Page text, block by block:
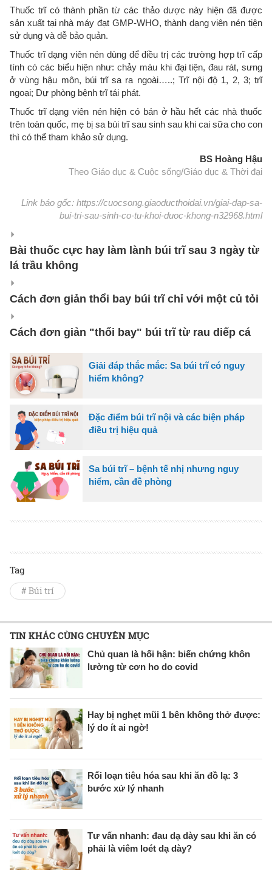
Thuốc trĩ có thành phần từ các thảo dược này hiện đã được
sản xuất tại nhà máy đạt GMP-WHO, thành dạng viên nén tiện
sử dụng và dễ bảo quản.
Thuốc trĩ dạng viên nén dùng để điều trị các trường hợp trĩ cấp
tính có các biểu hiện như: chảy máu khi đại tiện, đau rát, sưng
ở vùng hậu môn, búi trĩ sa ra ngoài…..; Trĩ nội độ 1, 2, 3; trĩ
ngoại; Dự phòng bệnh trĩ tái phát.
Thuốc trĩ dạng viên nén hiện có bán ở hầu hết các nhà thuốc
trên toàn quốc, mẹ bị sa búi trĩ sau sinh sau khi cai sữa cho con
thì có thể tham khảo sử dụng.
BS Hoàng Hậu
Theo Giáo dục & Cuộc sống/Giáo dục & Thời đại
Link báo gốc: https://cuocsong.giaoducthoidai.vn/giai-dap-sa-
bui-tri-sau-sinh-co-tu-khoi-duoc-khong-n32968.html
Bài thuốc cực hay làm lành búi trĩ sau 3 ngày từ
lá trầu không
Cách đơn giản thổi bay búi trĩ chỉ với một củ tỏi
Cách đơn giản "thổi bay" búi trĩ từ rau diếp cá
Giải đáp thắc mắc: Sa búi trĩ có nguy
hiểm không?
Đặc điểm búi trĩ nội và các biện pháp
điều trị hiệu quả
Sa búi trĩ – bệnh tế nhị nhưng nguy
hiểm, cần đề phòng
Tag
# Búi trí
TIN KHÁC CÙNG CHUYÊN MỤC
Chủ quan là hối hận: biến chứng khôn
lường từ cơn ho do covid
Hay bị nghẹt mũi 1 bên không thở được:
lý do ít ai ngờ!
Rối loạn tiêu hóa sau khi ăn đồ lạ: 3
bước xử lý nhanh
Tư vấn nhanh: đau dạ dày sau khi ăn có
phải là viêm loét dạ dày?